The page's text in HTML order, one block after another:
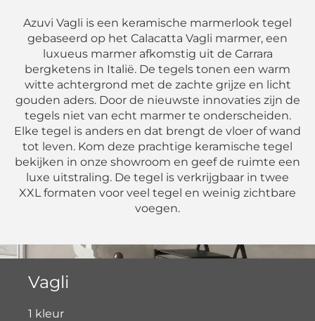
Azuvi Vagli is een keramische marmerlook tegel
gebaseerd op het Calacatta Vagli marmer, een
luxueus marmer afkomstig uit de Carrara
bergketens in Italië. De tegels tonen een warm
witte achtergrond met de zachte grijze en licht
gouden aders. Door de nieuwste innovaties zijn de
tegels niet van echt marmer te onderscheiden.
Elke tegel is anders en dat brengt de vloer of wand
tot leven. Kom deze prachtige keramische tegel
bekijken in onze showroom en geef de ruimte een
luxe uitstraling. De tegel is verkrijgbaar in twee
XXL formaten voor veel tegel en weinig zichtbare
voegen.
Vagli
1 kleur